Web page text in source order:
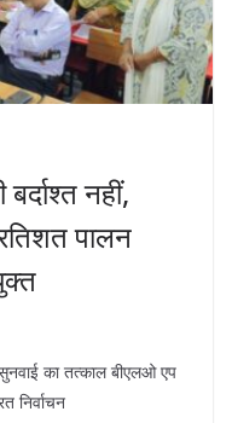
नहीं,
पालन
का तत्काल बीएलओ एप